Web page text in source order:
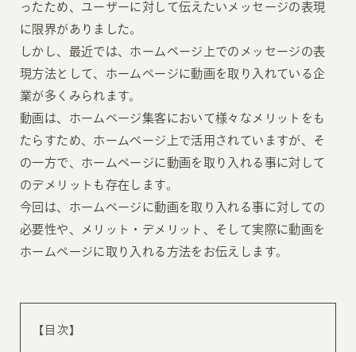
ったため、ユーザーに対して伝えたいメッセージの表現
に限界がありました。
しかし、最近では、ホームページ上でのメッセージの表
現方法として、ホームページに動画を取り入れている企
業が多くみられます。
動画は、ホームページ集客において様々なメリットをも
たらすため、ホームページ上で活用されていますが、そ
の一方で、ホームページに動画を取り入れる事に対して
のデメリットも存在します。
今回は、ホームページに動画を取り入れる事に対しての
必要性や、メリット・デメリット、そして実際に動画を
ホームページに取り入れる方法をお伝えします。
【目次】